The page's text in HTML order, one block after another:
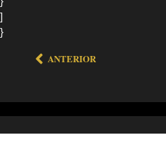
]
}
ANTERIOR